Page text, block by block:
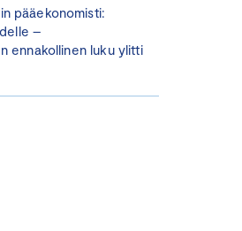
pääekonomisti:
–
ennakollinen luku ylitti